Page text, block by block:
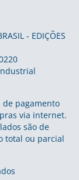
- EDIÇÕES
de pagamento
via internet.
são de
total ou parcial